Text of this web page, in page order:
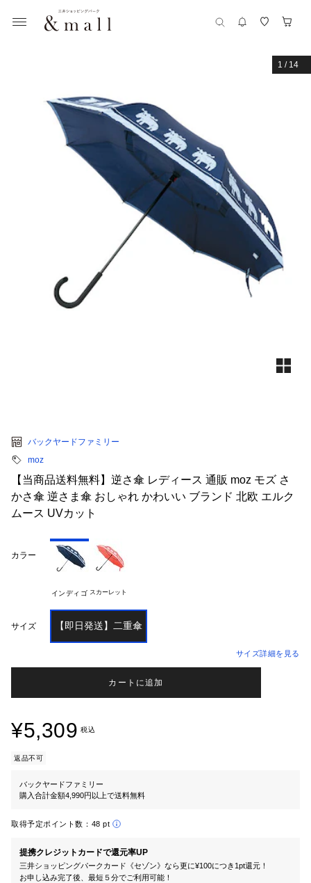
1 / 14
バックヤードファミリー
moz
【当商品送料無料】逆さ傘 レディース 通販 moz モズ さ
かさ傘 逆さま傘 おしゃれ かわいい ブランド 北欧 エルク
ムース UVカット
カラー
インディゴ スカーレット
サイズ 【即日発送】二重傘
サイズ詳細を見る
カートに追加
¥5,309 税込
返品不可
バックヤードファミリー
購入合計金額4,990円以上で送料無料
取得予定ポイント数： 48 pt
提携クレジットカードで還元率UP
三井ショッピングパークカード《セゾン》なら更に¥100につき1pt還元！
お申し込み完了後、最短５分でご利用可能！